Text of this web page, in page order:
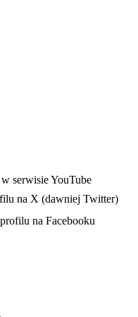
serwisie YouTube
na X (dawniej Twitter)
karcie na Facebooku